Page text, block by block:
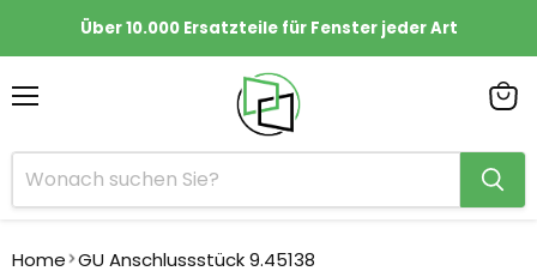
Über 10.000 Ersatzteile für Fenster jeder Art
Home GU Anschlussstück 9.45138